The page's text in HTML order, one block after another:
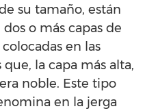
su tamaño, están
o más capas de
en las
la capa más alta,
noble. Este tipo
en la jerga